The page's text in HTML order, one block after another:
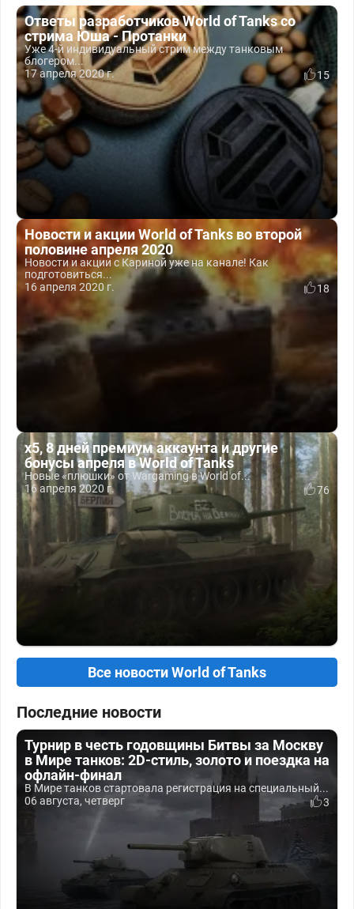
Ответы разработчиков World of Tanks со
стрима Юша - Протанки
Уже 4-й индивидуальный стрим между танковым
блогером...
17 апреля 2020 г.
15
Новости и акции World of Tanks во второй
половине апреля 2020
Новости и акции с Кариной уже на канале! Как
подготовиться...
16 апреля 2020 г.
18
x5, 8 дней премиум аккаунта и другие
бонусы апреля в World of Tanks
Новые «плюшки» от Wargaming в World of...
16 апреля 2020 г.
76
Все новости World of Tanks
Последние новости
Турнир в честь годовщины Битвы за Москву
в Мире танков: 2D-стиль, золото и поездка на
офлайн-финал
В Мире танков стартовала регистрация на специальный...
06 августа, четверг
3